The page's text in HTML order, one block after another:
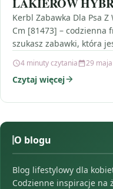
Kerbl Zabawka Dla Psa Z
Cm [81473] – codzienna
szukasz zabawki, która
4 minuty czytania 29
Czytaj więcej
O blogu
Blog lifestylowy dla
Codzienne inspiracje na